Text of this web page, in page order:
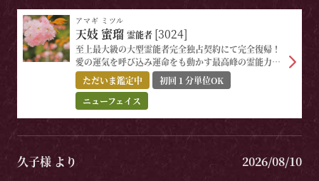
天妓 蜜瑠
アマギ ミツル
霊能者 [3024]
至上最大級の大型霊能者完全独占契約にて完全復帰！
愛の運気を呼び込み運命をも動かす最高峰の霊能力で
完全成就へ
ただいま鑑定中
初回１分単位OK
ニューフェイス
久子様 より
2026/08/10